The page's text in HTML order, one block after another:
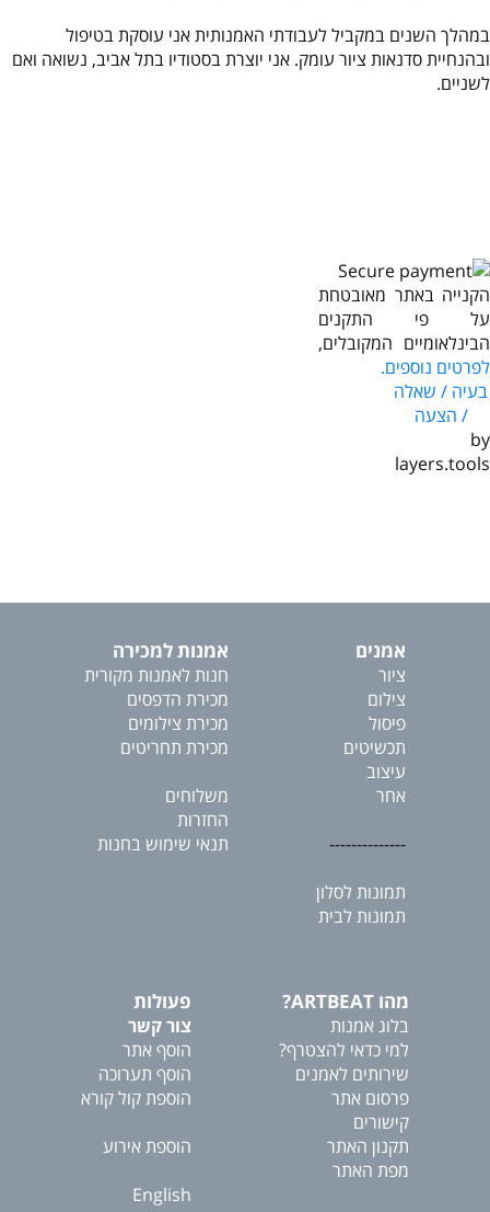
במהלך השנים במקביל לעבודתי האמנותית אני עוסקת בטיפול
ובהנחיית סדנאות ציור עומק. אני יוצרת בסטודיו בתל אביב, נשואה ואם
לשניים.
הקנייה באתר מאובטחת
על פי התקנים
הבינלאומיים המקובלים,
לפרטים נוספים.
בעיה / שאלה
/ הצעה
by
layers.tools
אמנים
ציור
צילום
פיסול
תכשיטים
עיצוב
אחר
--------------
תמונות לסלון
תמונות לבית
אמנות למכירה
חנות לאמנות מקורית
מכירת הדפסים
מכירת צילומים
מכירת תחריטים
משלוחים
החזרות
תנאי שימוש בחנות
מהו ARTBEAT?
בלוג אמנות
למי כדאי להצטרף?
שירותים לאמנים
פרסום אתר
קישורים
תקנון האתר
מפת האתר
פעולות
צור קשר
הוסף אתר
הוסף תערוכה
הוספת קול קורא
הוספת אירוע
English